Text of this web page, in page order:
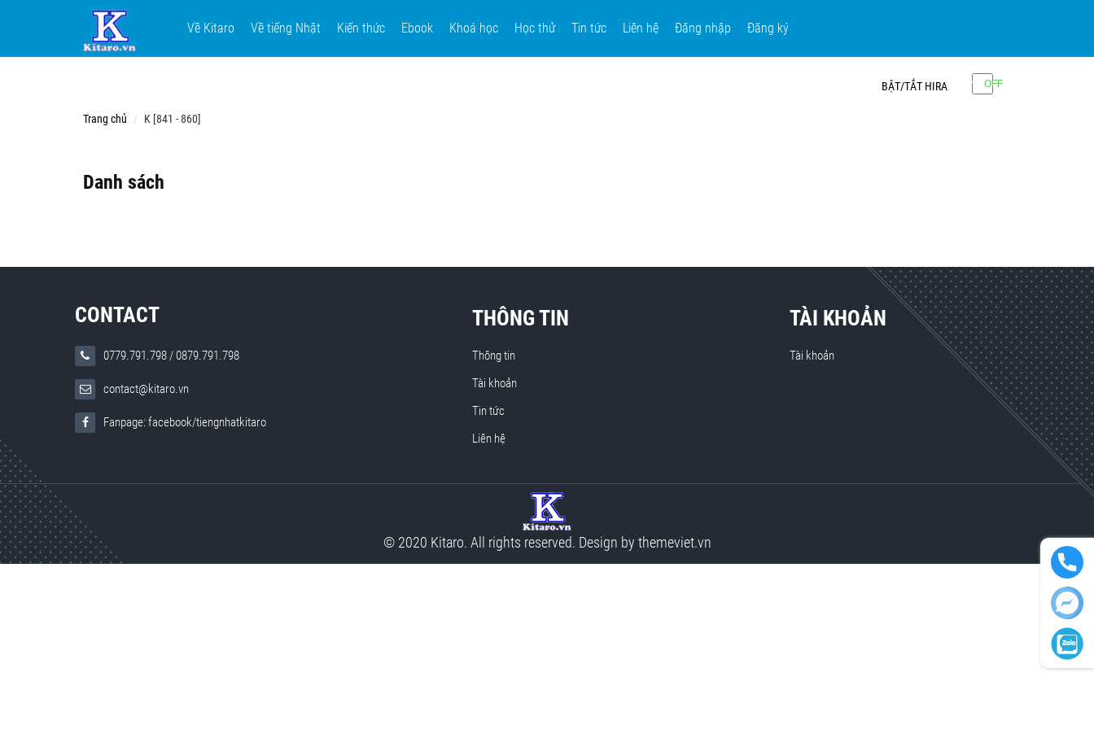
Về Kitaro Về tiếng Nhật Kiến thức Ebook Khoá học Học thử Tin tức Liên hệ Đăng nhập Đăng ký
BẬT/TẮT HIRA
Trang chủ K [841 - 860]
Danh sách
CONTACT
0779.791.798/0879.791.798
contact@kitaro.vn
Fanpage: facebook/tiengnhatkitaro
THÔNG TIN
Thông tin
Tài khoản
Tin tức
Liên hệ
TÀI KHOẢN
Tài khoản
© 2020 Kitaro. All rights reserved. Design by themeviet.vn